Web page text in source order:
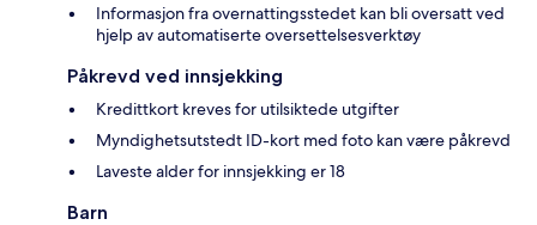
Informasjon fra overnattingsstedet kan bli oversatt ved
hjelp av automatiserte oversettelsesverktøy
Påkrevd ved innsjekking
Kredittkort kreves for utilsiktede utgifter
Myndighetsutstedt ID-kort med foto kan være påkrevd
Laveste alder for innsjekking er 18
Barn